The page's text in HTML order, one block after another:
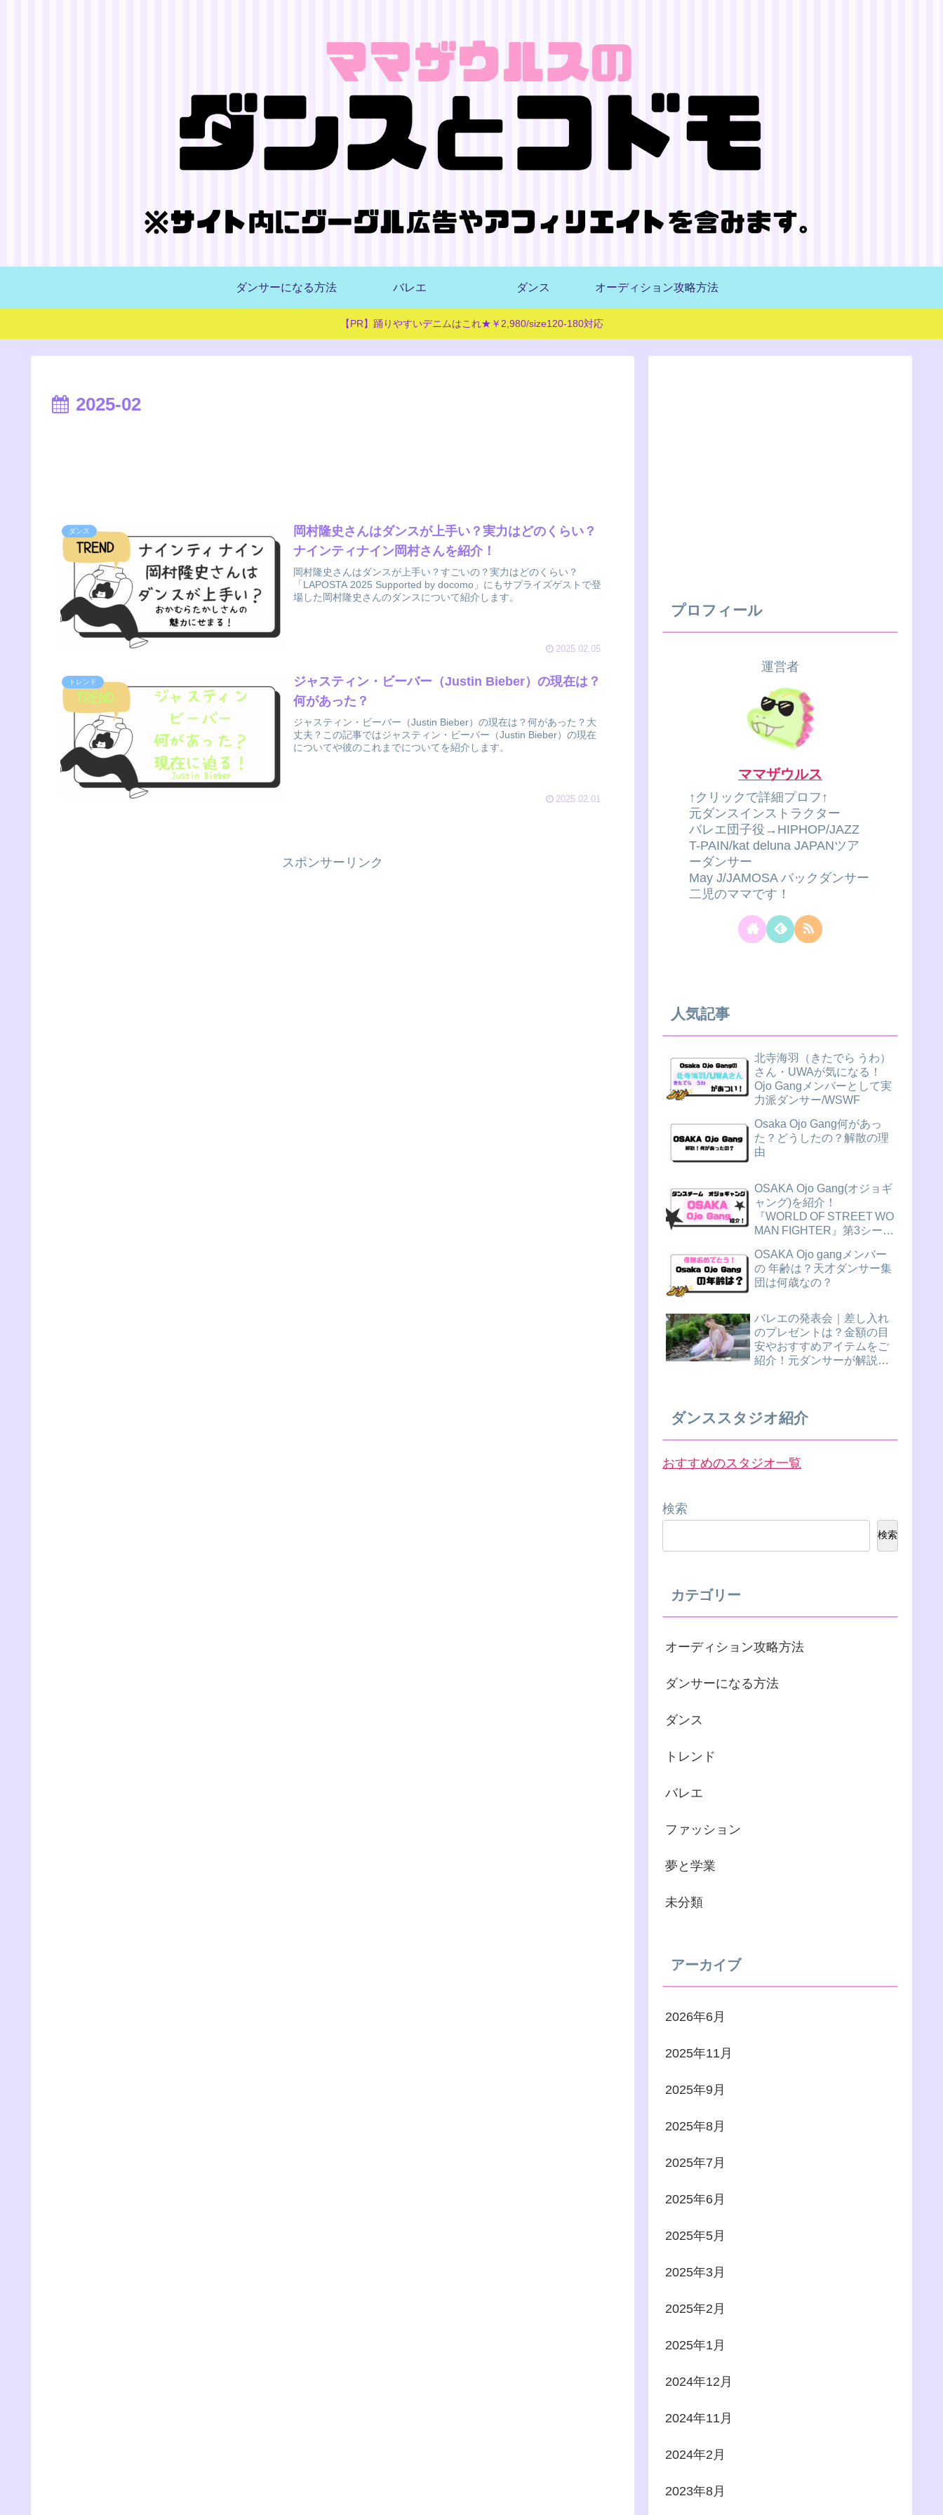
ダンサーになる方法 バレエ ダンス オーディション攻略方法
【PR】踊りやすいデニムはこれ★￥2,980/size120-180対応
2025-02
ダンス
岡村隆史さんはダンスが上手い？実力はどのくらい？
ナインティナイン岡村さんを紹介！
岡村隆史さんはダンスが上手い？すごいの？実力はどのくらい？
「LAPOSTA 2025 Supported by docomo」にもサプライズゲストで登
場した岡村隆史さんのダンスについて紹介します。
2025.02.05
トレンド
ジャスティン・ビーバー（Justin Bieber）の現在は？
何があった？
ジャスティン・ビーバー（Justin Bieber）の現在は？何があった？大
丈夫？この記事ではジャスティン・ビーバー（Justin Bieber）の現在
についてや彼のこれまでについてを紹介します。
2025.02.01
スポンサーリンク
プロフィール
運営者
ママザウルス
↑クリックで詳細プロフ↑
元ダンスインストラクター
バレエ団子役→HIPHOP/JAZZ
T-PAIN/kat deluna JAPANツア
ーダンサー
May J/JAMOSA バックダンサー
二児のママです！
人気記事
北寺海羽（きたでら うわ）
さん・UWAが気になる！
Ojo Gangメンバーとして実
力派ダンサー/WSWF
Osaka Ojo Gang何があっ
た？どうしたの？解散の理
由
OSAKA Ojo Gang(オジョギ
ャング)を紹介！
『WORLD OF STREET WO
MAN FIGHTER』第3シーズ
OSAKA Ojo gangメンバー
の 年齢は？天才ダンサー集
団は何歳なの？
バレエの発表会｜差し入れ
のプレゼントは？金額の目
安やおすすめアイテムをご
紹介！元ダンサーが解説し
ダンススタジオ紹介
おすすめのスタジオ一覧
検索
検索
カテゴリー
オーディション攻略方法
ダンサーになる方法
ダンス
トレンド
バレエ
ファッション
夢と学業
未分類
アーカイブ
2026年6月
2025年11月
2025年9月
2025年8月
2025年7月
2025年6月
2025年5月
2025年3月
2025年2月
2025年1月
2024年12月
2024年11月
2024年2月
2023年8月